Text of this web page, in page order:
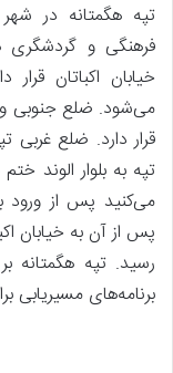
تپه هگمتانه در شهر
فرهنگی و گردشگری
خیابان اکباتان
می‌شود. ضلع جنوبی و
قرار دارد. ضلع غربی
تپه به بلوار الوند
می‌کنید پس از ورود
پس از آن به خیابان
رسید. تپه هگمتانه
برنامه‌های مسیریابی